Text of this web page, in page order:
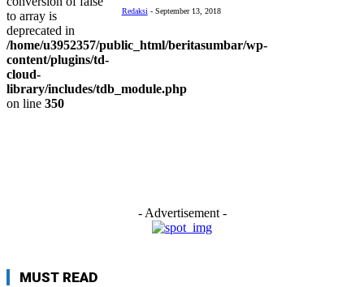
to array is
deprecated in
/home/u3952357/public_html/beritasumbar/wp-
content/plugins/td-
cloud-
library/includes/tdb_module.php
on line 350
Redaksi - September 13, 2018
- Advertisement -
MUST READ